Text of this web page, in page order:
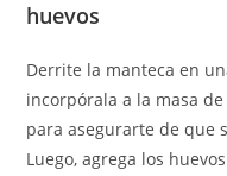
huevos
Derrite la manteca en
incorpórala a la masa
para asegurarte de que
Luego, agrega los